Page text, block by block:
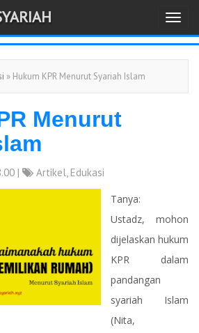
T
o
g
l
t
i
n
» Hukum KPR Menurut Syariah Islam
Menurut
| Artikel, Edukasi
Tanya:
Ustadz, mohon
dijelaskan hukum
KPR dalam
pandangan
syariah Islam
(Nita,